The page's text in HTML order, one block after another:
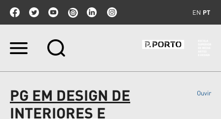
EN PT
Ir
Ir
para
a
PG EM DESIGN DE
INTERIORES E
Ouvir